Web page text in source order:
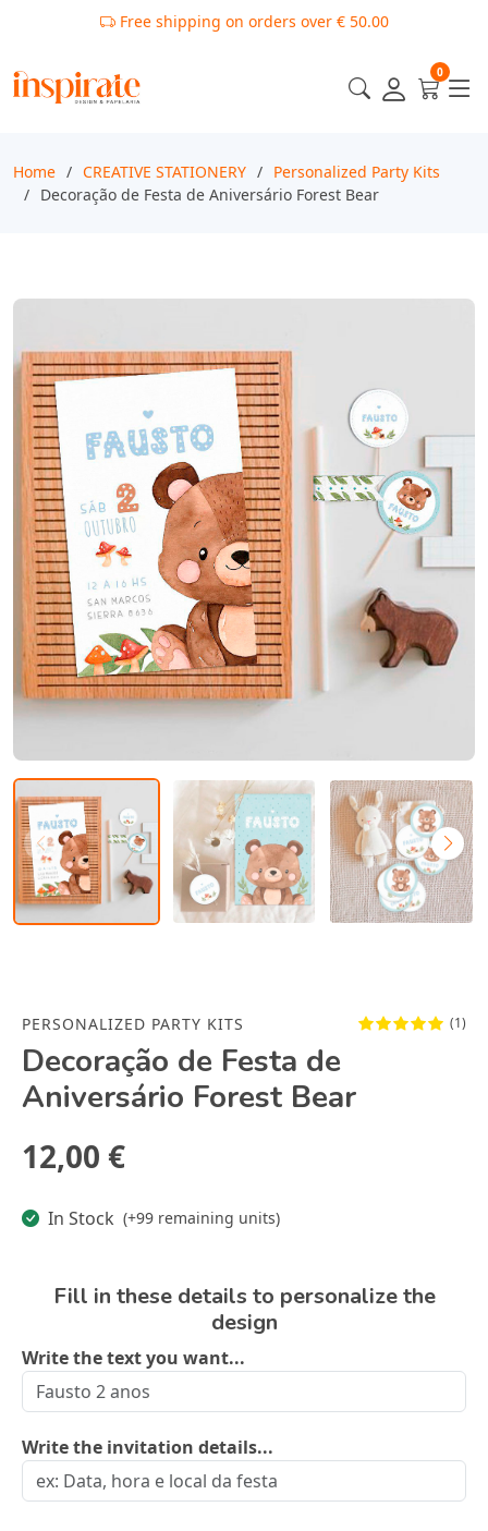
0
Home CREATIVE STATIONERY
Personalized Party Kits
Decoração de Festa de Aniversário Forest Bear
PERSONALIZED PARTY KITS (1)
Decoração de Festa de
Aniversário Forest Bear
12,00 €
In Stock (+99 remaining units)
Fill in these details to personalize the
design
Write the text you want...
Write the invitation details...